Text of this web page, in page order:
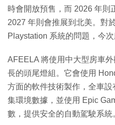
時會開放預售，而 2026 年則
2027 年則會推展到北美。對
Playstation 系統的問題，今
AFEELA 將使用中大型房車
長的頭尾燈組。它會使用
方面的軟件技術製作，全車
集環境數據，並使用 Epic
數，提供安全的自動駕駛系統